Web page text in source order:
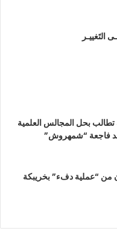
التَغييـر
تطالب بحل المجالس العلمية
فاجعة “شمهروش”